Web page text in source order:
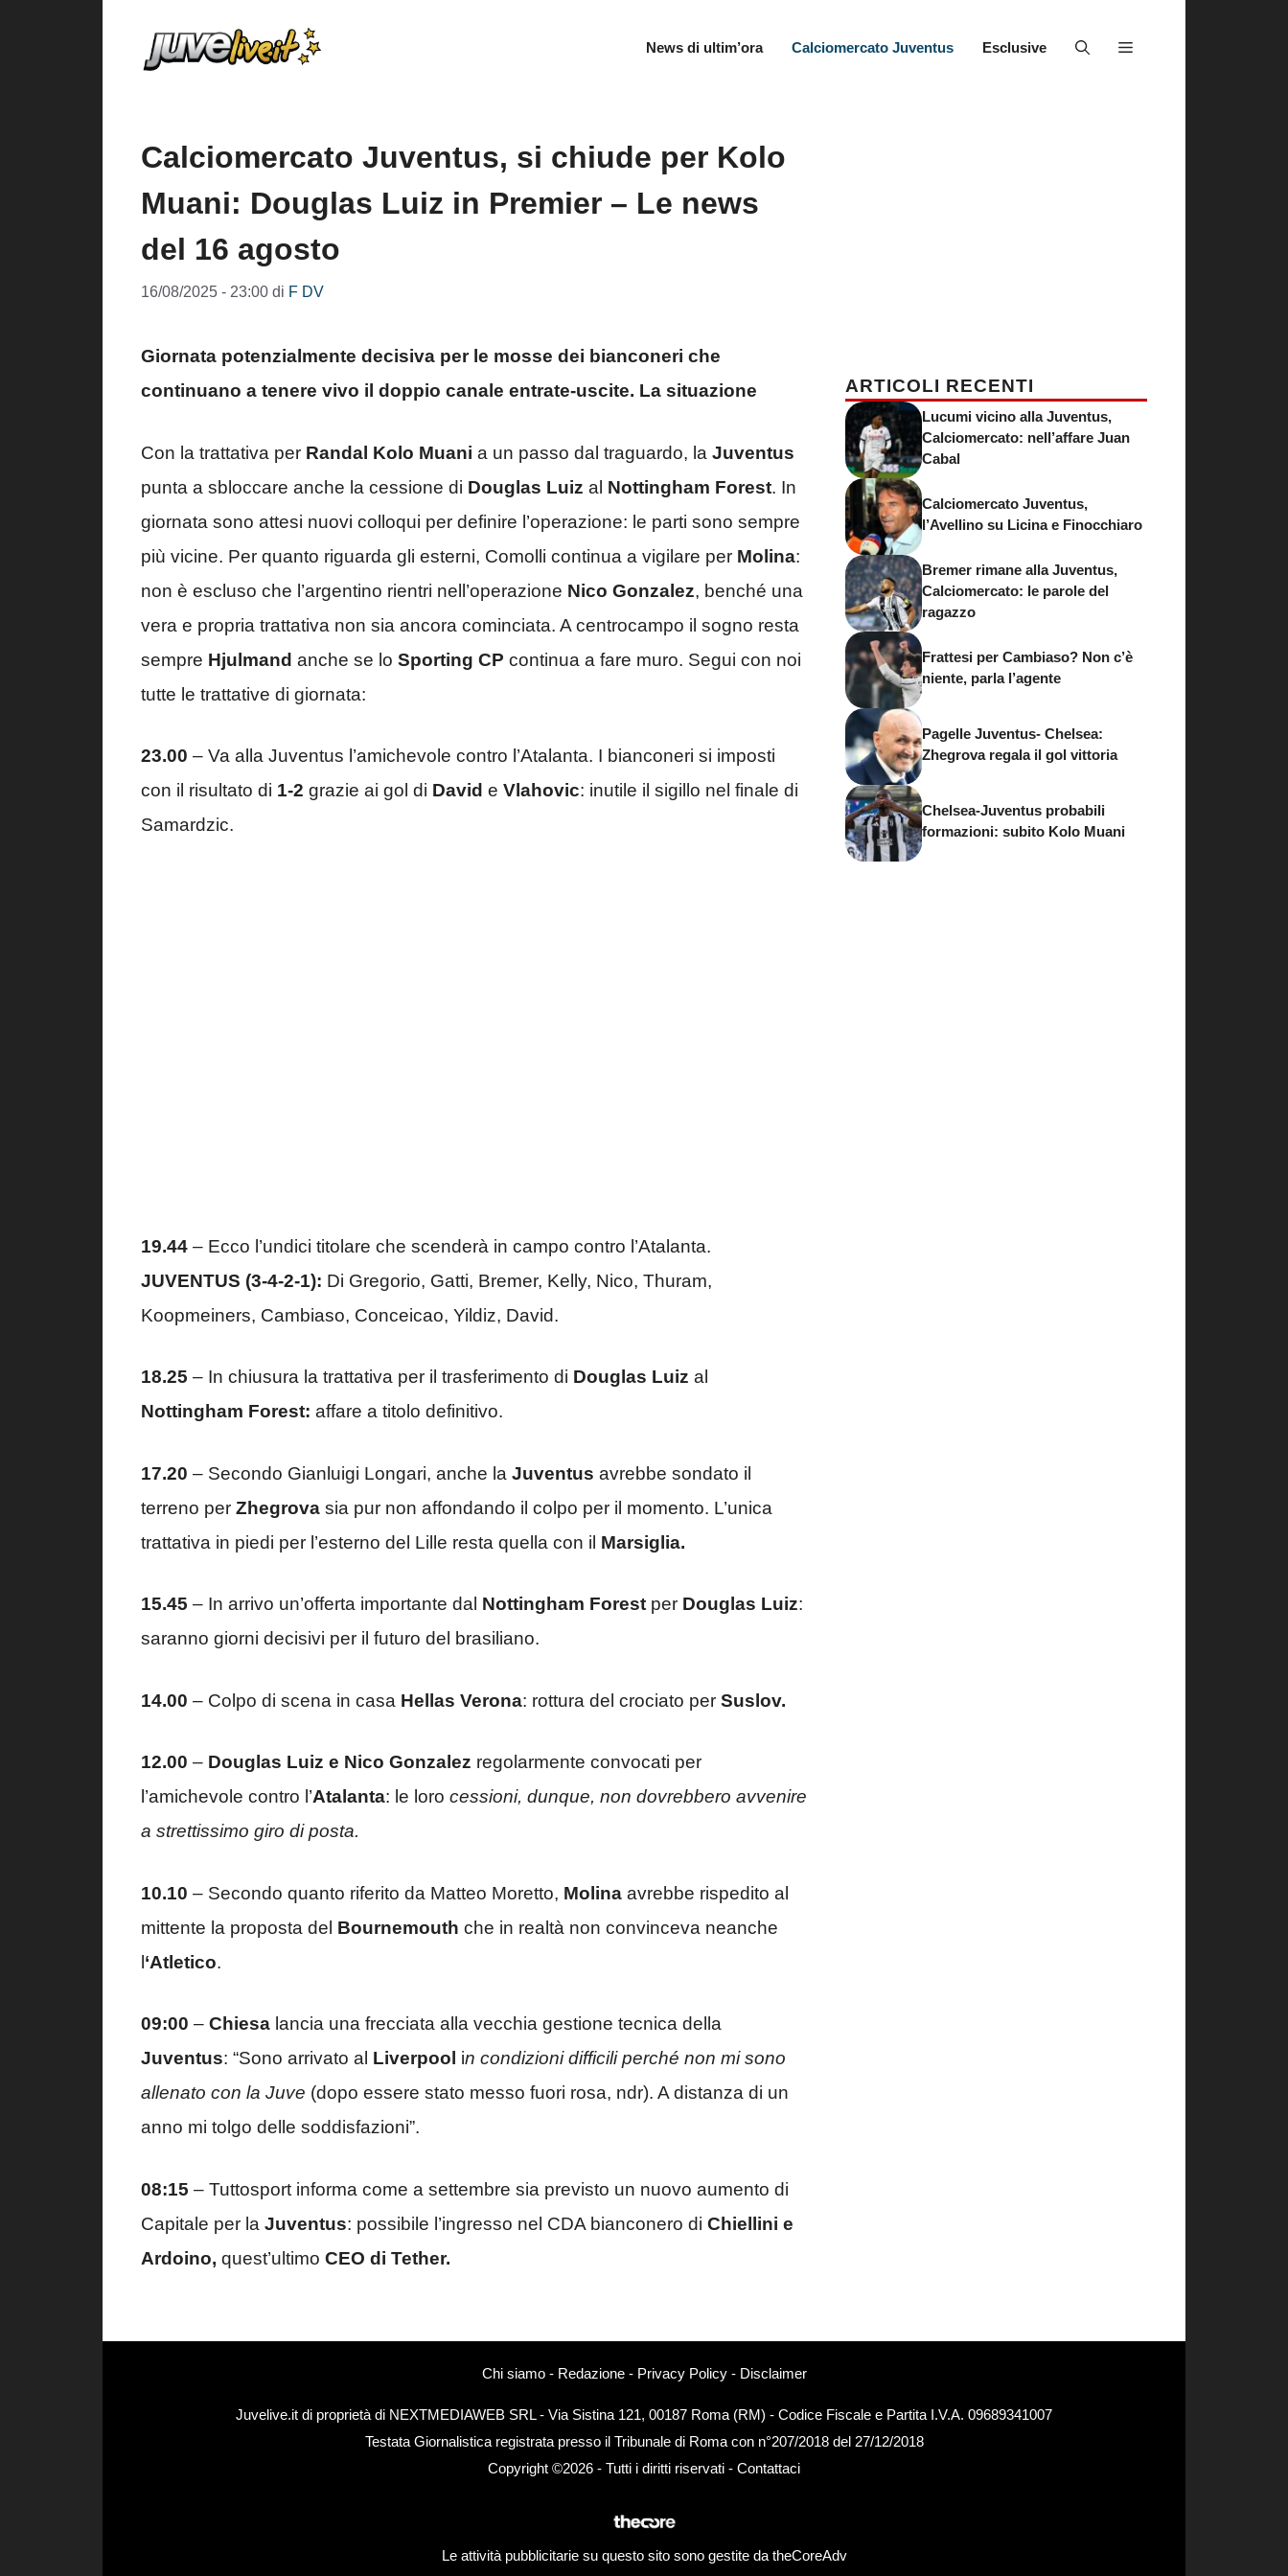
News di ultim’ora Calciomercato Juventus Esclusive
Calciomercato Juventus, si chiude per Kolo
Muani: Douglas Luiz in Premier – Le news
del 16 agosto
16/08/2025 - 23:00 di F DV
Giornata potenzialmente decisiva per le mosse dei bianconeri che
continuano a tenere vivo il doppio canale entrate-uscite. La situazione
Con la trattativa per Randal Kolo Muani a un passo dal traguardo, la Juventus
punta a sbloccare anche la cessione di Douglas Luiz al Nottingham Forest. In
giornata sono attesi nuovi colloqui per definire l’operazione: le parti sono sempre
più vicine. Per quanto riguarda gli esterni, Comolli continua a vigilare per Molina:
non è escluso che l’argentino rientri nell’operazione Nico Gonzalez, benché una
vera e propria trattativa non sia ancora cominciata. A centrocampo il sogno resta
sempre Hjulmand anche se lo Sporting CP continua a fare muro. Segui con noi
tutte le trattative di giornata:
23.00 – Va alla Juventus l’amichevole contro l’Atalanta. I bianconeri si imposti
con il risultato di 1-2 grazie ai gol di David e Vlahovic: inutile il sigillo nel finale di
Samardzic.
19.44 – Ecco l’undici titolare che scenderà in campo contro l’Atalanta.
JUVENTUS (3-4-2-1): Di Gregorio, Gatti, Bremer, Kelly, Nico, Thuram,
Koopmeiners, Cambiaso, Conceicao, Yildiz, David.
18.25 – In chiusura la trattativa per il trasferimento di Douglas Luiz al
Nottingham Forest: affare a titolo definitivo.
17.20 – Secondo Gianluigi Longari, anche la Juventus avrebbe sondato il
terreno per Zhegrova sia pur non affondando il colpo per il momento. L’unica
trattativa in piedi per l’esterno del Lille resta quella con il Marsiglia.
15.45 – In arrivo un’offerta importante dal Nottingham Forest per Douglas Luiz:
saranno giorni decisivi per il futuro del brasiliano.
14.00 – Colpo di scena in casa Hellas Verona: rottura del crociato per Suslov.
12.00 – Douglas Luiz e Nico Gonzalez regolarmente convocati per
l’amichevole contro l’Atalanta: le loro cessioni, dunque, non dovrebbero avvenire
a strettissimo giro di posta.
10.10 – Secondo quanto riferito da Matteo Moretto, Molina avrebbe rispedito al
mittente la proposta del Bournemouth che in realtà non convinceva neanche
l‘Atletico.
09:00 – Chiesa lancia una frecciata alla vecchia gestione tecnica della
Juventus: “Sono arrivato al Liverpool in condizioni difficili perché non mi sono
allenato con la Juve (dopo essere stato messo fuori rosa, ndr). A distanza di un
anno mi tolgo delle soddisfazioni”.
08:15 – Tuttosport informa come a settembre sia previsto un nuovo aumento di
Capitale per la Juventus: possibile l’ingresso nel CDA bianconero di Chiellini e
Ardoino, quest’ultimo CEO di Tether.
ARTICOLI RECENTI
Lucumi vicino alla Juventus,
Calciomercato: nell’affare Juan
Cabal
Calciomercato Juventus,
l’Avellino su Licina e Finocchiaro
Bremer rimane alla Juventus,
Calciomercato: le parole del
ragazzo
Frattesi per Cambiaso? Non c’è
niente, parla l’agente
Pagelle Juventus- Chelsea:
Zhegrova regala il gol vittoria
Chelsea-Juventus probabili
formazioni: subito Kolo Muani
Chi siamo- Redazione- Privacy Policy- Disclaimer
Juvelive.it di proprietà di NEXTMEDIAWEB SRL - Via Sistina 121, 00187 Roma (RM) - Codice Fiscale e Partita I.V.A. 09689341007
Testata Giornalistica registrata presso il Tribunale di Roma con n°207/2018 del 27/12/2018
Copyright ©2026 - Tutti i diritti riservati - Contattaci
Le attività pubblicitarie su questo sito sono gestite da theCoreAdv